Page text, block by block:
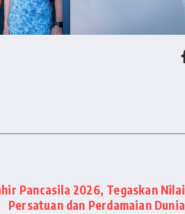
Pancasila 2026, Tegaskan Nilai
Persatuan dan Perdamaian Dunia